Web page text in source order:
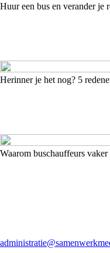
Huur een bus en verander je
Herinner je het nog? 5
Waarom buschauffeurs